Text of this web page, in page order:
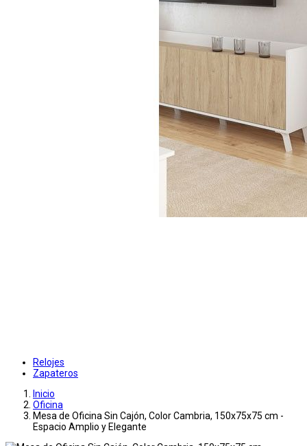
Relojes
Zapateros
Inicio
Oficina
Mesa de Oficina Sin Cajón, Color Cambria, 150x75x75 cm -
Espacio Amplio y Elegante